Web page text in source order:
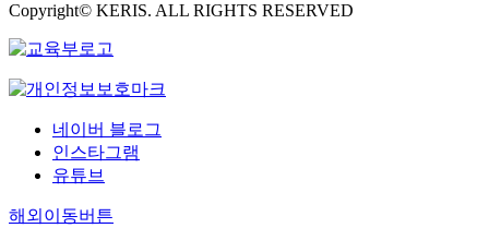
Copyright© KERIS. ALL RIGHTS RESERVED
네이버 블로그
인스타그램
유튜브
해외이동버튼